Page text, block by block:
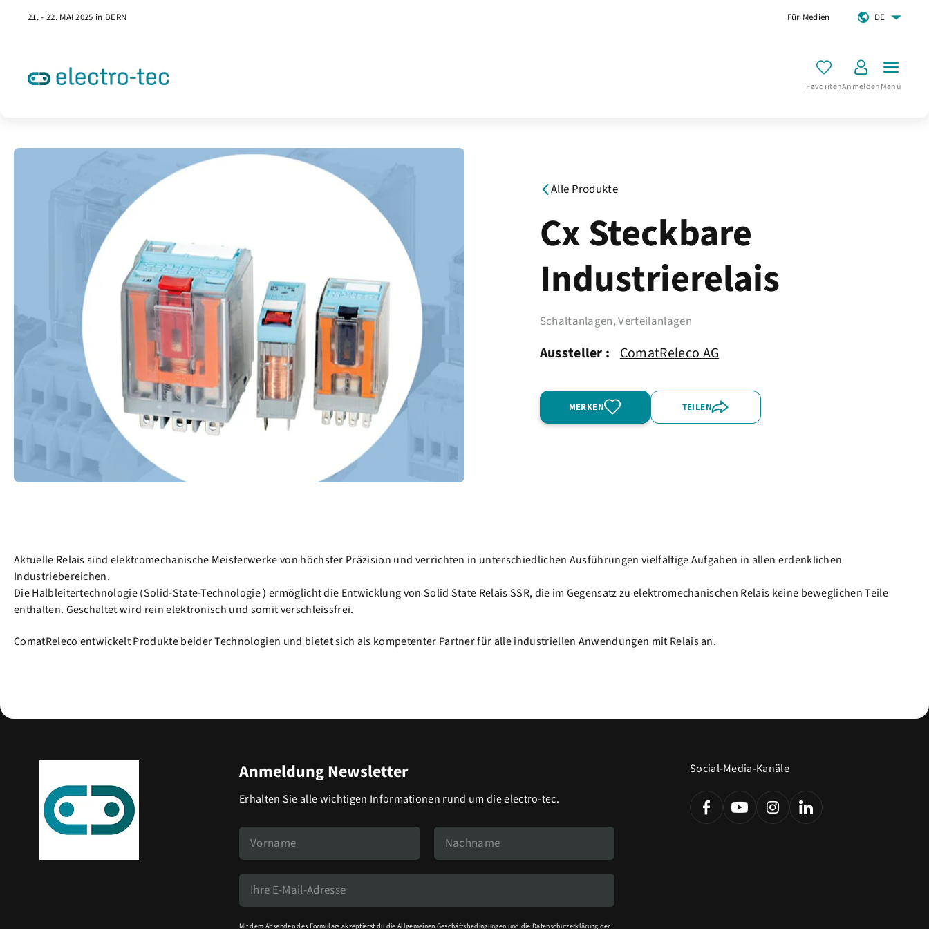
21. - 22. MAI 2025 in BERN Für Medien DE
FavoritenAnmeldenMenü
Alle Produkte
Cx Steckbare
Industrierelais
Schaltanlagen, Verteilanlagen
Aussteller : ComatReleco AG
MERKEN TEILEN
Aktuelle Relais sind elektromechanische Meisterwerke von höchster Präzision und verrichten in unterschiedlichen Ausführungen vielfältige Aufgaben in allen erdenklichen
Industriebereichen.
Die Halbleitertechnologie (Solid-State-Technologie ) ermöglicht die Entwicklung von Solid State Relais SSR, die im Gegensatz zu elektromechanischen Relais keine beweglichen Teile
enthalten. Geschaltet wird rein elektronisch und somit verschleissfrei.
ComatReleco entwickelt Produkte beider Technologien und bietet sich als kompetenter Partner für alle industriellen Anwendungen mit Relais an.
Anmeldung Newsletter
Erhalten Sie alle wichtigen Informationen rund um die electro-tec.
Mit dem Absenden des Formulars akzeptierst du die Allgemeinen Geschäftsbedingungen und die Datenschutzerklärung der
Social-Media-Kanäle